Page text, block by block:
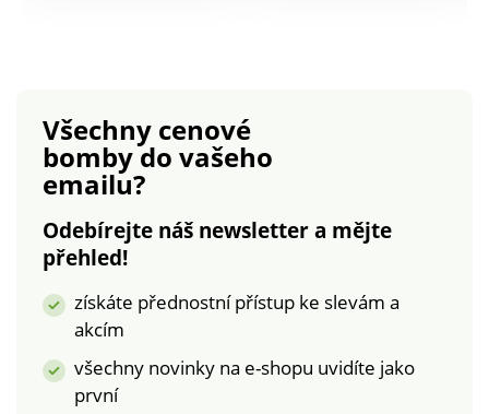
háček.
bavlnou. Po každém
vymáchat v čisté
jsou tak vhodné i do
pračce.
Všechny cenové
bombydo vašeho
emailu?
Odebírejte náš newsletter a mějte
přehled!
získáte přednostní přístup ke slevám a
akcím
všechny novinky na e-shopu uvidíte jako
první